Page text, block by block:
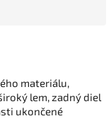
materiálu,
lem, zadný diel
ukončené